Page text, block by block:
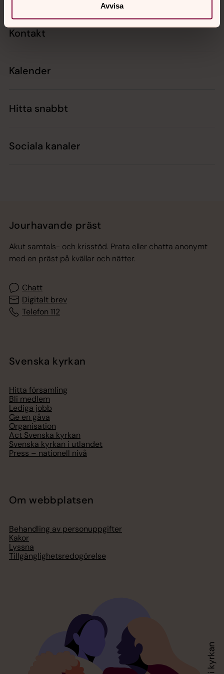
Avvisa
Kontakt
Kalender
Hitta snabbt
Sociala kanaler
Jourhavande präst
Akut samtals- och krisstöd. Prata eller chatta anonymt
med en präst på kvällar och nätter.
Chatt
Digitalt brev
Telefon 112
Svenska kyrkan
Hitta församling
Bli medlem
Lediga jobb
Ge en gåva
Organisation
Act Svenska kyrkan
Svenska kyrkan i utlandet
Press – nationell nivå
Om webbplatsen
Behandling av personuppgifter
Kakor
Lyssna
Tillgänglighetsredogörelse